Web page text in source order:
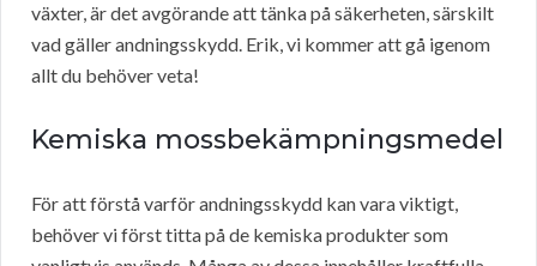
växter, är det avgörande att tänka på säkerheten, särskilt
vad gäller andningsskydd. Erik, vi kommer att gå igenom
allt du behöver veta!
Kemiska mossbekämpningsmedel
För att förstå varför andningsskydd kan vara viktigt,
behöver vi först titta på de kemiska produkter som